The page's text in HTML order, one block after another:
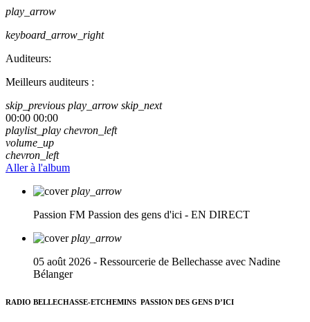
play_arrow
keyboard_arrow_right
Auditeurs:
Meilleurs auditeurs :
skip_previous play_arrow skip_next
00:00 00:00
playlist_play chevron_left
volume_up
chevron_left
Aller à l'album
play_arrow
Passion FM Passion des gens d'ici - EN DIRECT
play_arrow
05 août 2026 - Ressourcerie de Bellechasse avec Nadine
Bélanger
RADIO BELLECHASSE-ETCHEMINS PASSION DES GENS D’ICI